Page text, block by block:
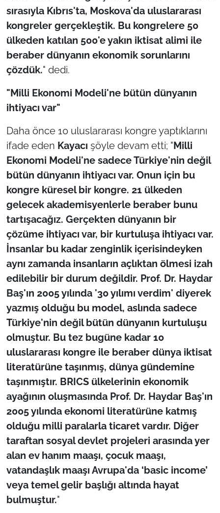
sırasıyla Kıbrıs'ta, Moskova'da uluslararası
kongreler gerçekleştik. Bu kongrelere 50
ülkeden katılan 500'e yakın iktisat alimi ile
beraber dünyanın ekonomik sorunlarını
çözdük." dedi.
"Milli Ekonomi Modeli'ne bütün dünyanın
ihtiyacı var"
Daha önce 10 uluslararası kongre yaptıklarını
ifade eden Kayacı şöyle devam etti; "Milli
Ekonomi Modeli'ne sadece Türkiye'nin değil
bütün dünyanın ihtiyacı var. Onun için bu
kongre küresel bir kongre. 21 ülkeden
gelecek akademisyenlerle beraber bunu
tartışacağız. Gerçekten dünyanın bir
çözüme ihtiyacı var, bir kurtuluşa ihtiyacı var.
İnsanlar bu kadar zenginlik içerisindeyken
aynı zamanda insanların açlıktan ölmesi izah
edilebilir bir durum değildir. Prof. Dr. Haydar
Baş'ın 2005 yılında '30 yılımı verdim' diyerek
yazmış olduğu bu model, aslında sadece
Türkiye'nin değil bütün dünyanın kurtuluşu
olmuştur. Bu tez bugüne kadar 10
uluslararası kongre ile beraber dünya iktisat
literatürüne taşınmış, dünya gündemine
taşınmıştır. BRICS ülkelerinin ekonomik
ayağının oluşmasında Prof. Dr. Haydar Baş'ın
2005 yılında ekonomi literatürüne katmış
olduğu milli paralarla ticaret vardır. Diğer
taraftan sosyal devlet projeleri arasında yer
alan ev hanım maaşı, çocuk maaşı,
vatandaşlık maaşı Avrupa'da ‘basic income’
veya temel gelir başlığı altında hayat
bulmuştur."